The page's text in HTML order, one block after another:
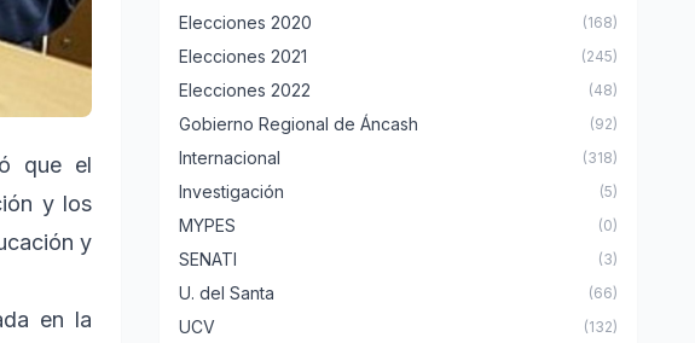
que el
y los
y
en la
Elecciones 2020 (168)
Elecciones 2021 (245)
Elecciones 2022 (48)
Gobierno Regional de Áncash (92)
Internacional (318)
Investigación (5)
MYPES (0)
SENATI (3)
U. del Santa (66)
UCV (132)